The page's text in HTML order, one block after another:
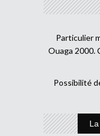
Particulier
Ouaga 2000.
Possibilité